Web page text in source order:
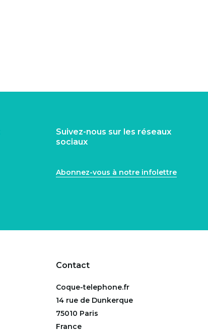
Suivez-nous sur les réseaux
sociaux
Abonnez-vous à notre infolettre
Contact
Coque-telephone.fr
14 rue de Dunkerque
75010 Paris
France